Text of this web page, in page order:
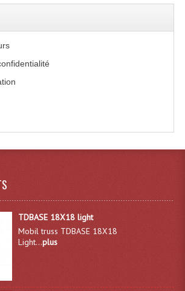
Traitements Et Accessoires
Portes Voix Mégaphones
Pupitre Pour Discours
Sans Fil In-Ear Monitoring
Consoles Sono Et Studio
TDBASE 18X18 light
Mobil truss TDBASE 18X18
Light...plus